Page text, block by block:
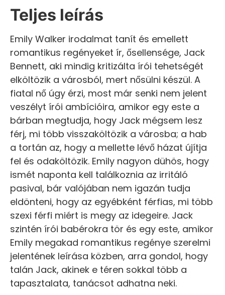
Teljes leírás
Emily Walker irodalmat tanít és emellett
romantikus regényeket ír, ősellensége, Jack
Bennett, aki mindig kritizálta írói tehetségét
elköltözik a városból, mert nősülni készül. A
fiatal nő úgy érzi, most már senki nem jelent
veszélyt írói ambícióira, amikor egy este a
bárban megtudja, hogy Jack mégsem lesz
férj, mi több visszaköltözik a városba; a hab
a tortán az, hogy a mellette lévő házat újítja
fel és odaköltözik. Emily nagyon dühös, hogy
ismét naponta kell találkoznia az irritáló
pasival, bár valójában nem igazán tudja
eldönteni, hogy az egyébként férfias, mi több
szexi férfi miért is megy az idegeire. Jack
szintén írói babérokra tör és egy este, amikor
Emily megakad romantikus regénye szerelmi
jelentének leírása közben, arra gondol, hogy
talán Jack, akinek e téren sokkal több a
tapasztalata, tanácsot adhatna neki.